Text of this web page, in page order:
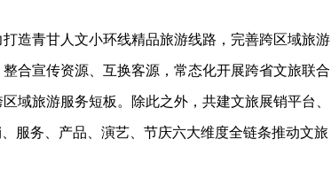
青甘人文小环线精品旅游线路，完善跨区域旅游
合宣传资源、互换客源，常态化开展跨省文旅联合
域旅游服务短板。除此之外，共建文旅展销平台、
服务、产品、演艺、节庆六大维度全链条推动文旅